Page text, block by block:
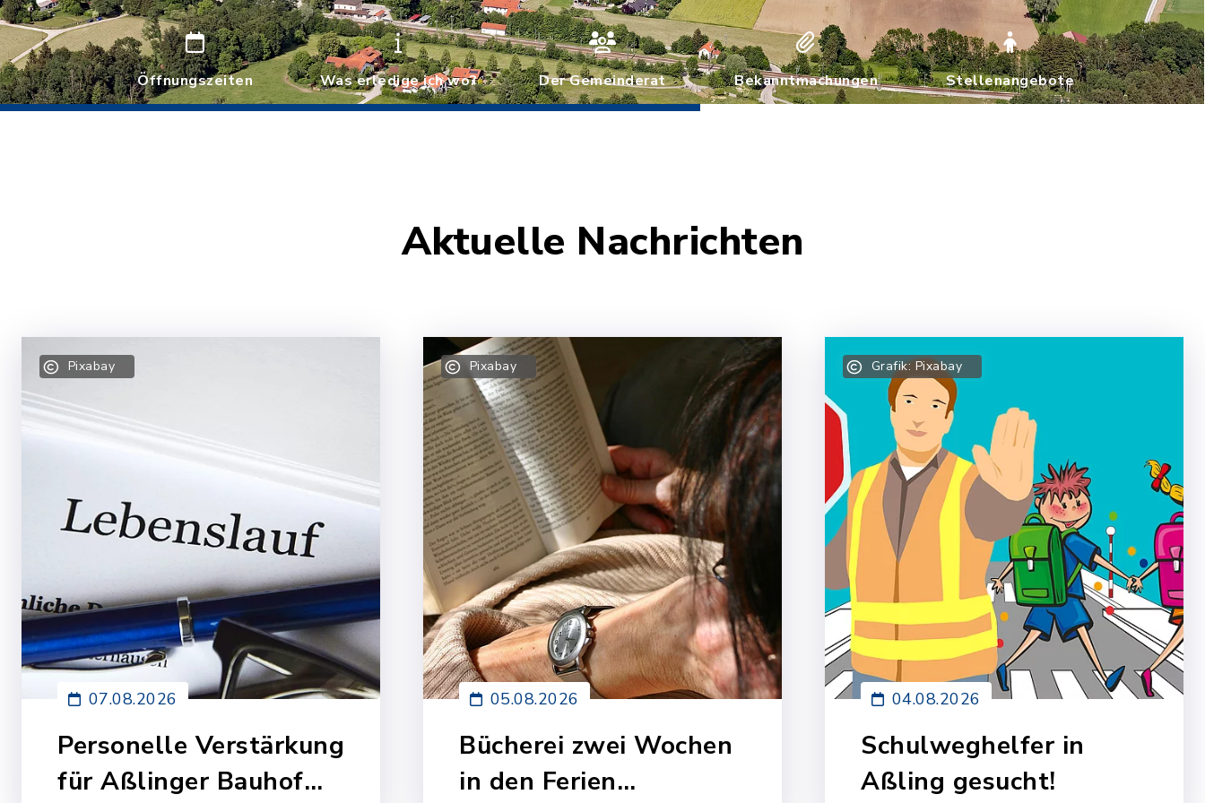
Öffnungszeiten Was erledige ich wo? Der Gemeinderat Bekanntmachungen Stellenangebote
Aktuelle Nachrichten
Pixabay
07.08.2026
Personelle Verstärkung
für Aßlinger Bauhof
Pixabay
05.08.2026
Bücherei zwei Wochen
in den Ferien
Grafik: Pixabay
04.08.2026
Schulweghelfer in
Aßling gesucht!